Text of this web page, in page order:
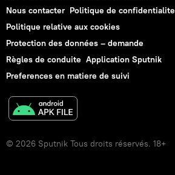
Nous contacter Politique de confidentialite
Politique relative aux cookies
Protection des données – demande
Règles de conduite Application Sputnik
Preferences en matiere de suivi
© 2026 Sputnik Tous droits réservés. 18+